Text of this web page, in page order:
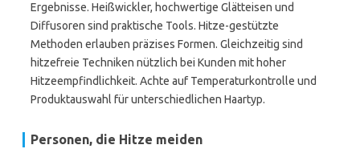
Ergebnisse. Heißwickler, hochwertige Glätteisen und
Diffusoren sind praktische Tools. Hitze-gestützte
Methoden erlauben präzises Formen. Gleichzeitig sind
hitzefreie Techniken nützlich bei Kunden mit hoher
Hitzeempfindlichkeit. Achte auf Temperaturkontrolle und
Produktauswahl für unterschiedlichen Haartyp.
Personen, die Hitze meiden